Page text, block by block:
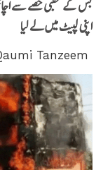
بس کے عقبی حصے سے
اپنی لپیٹ میں لے لیا
Tanzeem